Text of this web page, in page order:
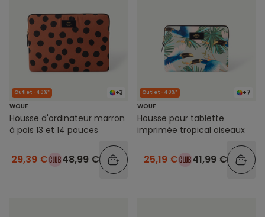
+3
Outlet -40%*
WOUF
Housse d'ordinateur marron
à pois 13 et 14 pouces
29,39 € 48,99 €
+7
Outlet -40%*
WOUF
Housse pour tablette
imprimée tropical oiseaux
25,19 € 41,99 €